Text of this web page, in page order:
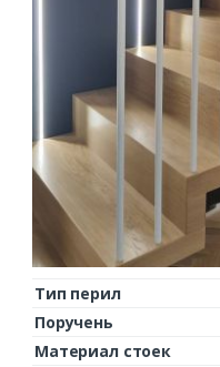
Тип перил
Поручень
Материал стоек